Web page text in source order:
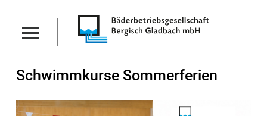
Schwimmkurse Sommerferien